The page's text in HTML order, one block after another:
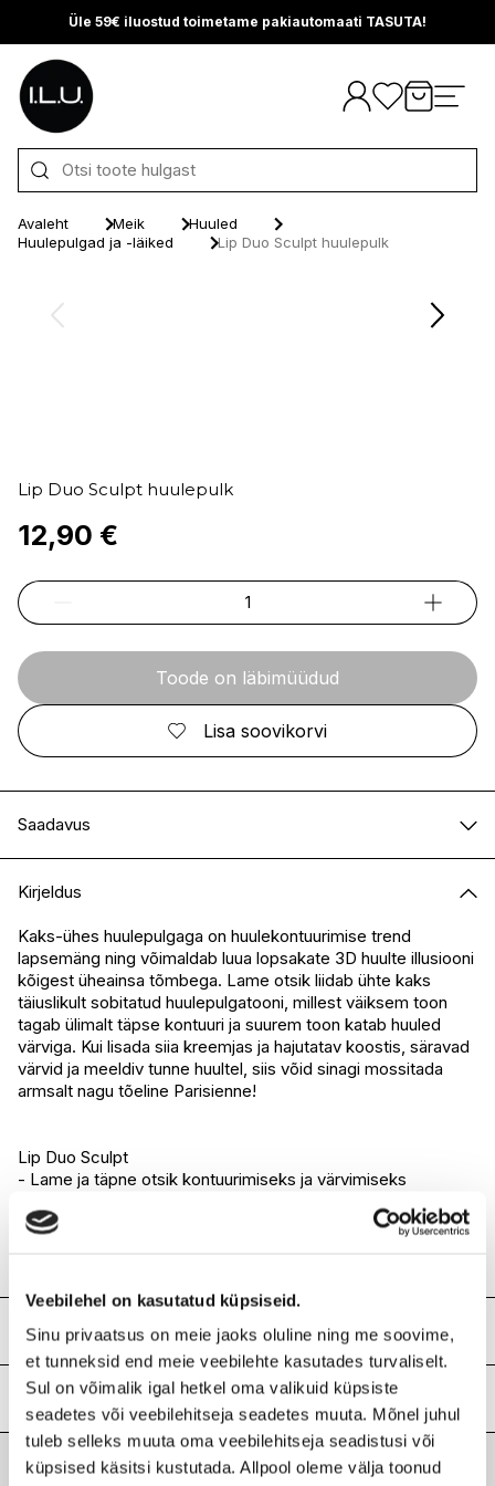
Veebilehel on kasutatud küpsiseid.
Sinu privaatsus on meie jaoks oluline ning me soovime,
et tunneksid end meie veebilehte kasutades turvaliselt.
Sul on võimalik igal hetkel oma valikuid küpsiste
seadetes või veebilehitseja seadetes muuta. Mõnel juhul
tuleb selleks muuta oma veebilehitseja seadistusi või
küpsised käsitsi kustutada. Allpool oleme välja toonud
Üle 59€ iluostud toimetame pakiautomaati TASUTA!
Otse sisu juurde
Avaleht Meik
Huuled
Huulepulgad ja -läiked
Lip Duo Sculpt huulepulk
Lip Duo Sculpt huulepulk
12,90 €
Toode on läbimüüdud
Lisa soovikorvi
Saadavus
I.L.U. Kristiine
I.L.U. Ülemiste
Ei ole saadaval
I.L.U. Rocca
Ei ole saadaval
I.L.U. Lõunakeskus
Ei ole saadaval
I.L.U. Pärnu
Ei ole saadaval
Kirjeldus
Kaks-ühes huulepulgaga on huulekontuurimise trend
lapsemäng ning võimaldab luua lopsakate 3D huulte illusiooni
kõigest üheainsa tõmbega. Lame otsik liidab ühte kaks
täiuslikult sobitatud huulepulgatooni, millest väiksem toon
tagab ülimalt täpse kontuuri ja suurem toon katab huuled
värviga. Kui lisada siia kreemjas ja hajutatav koostis, säravad
värvid ja meeldiv tunne huultel, siis võid sinagi mossitada
armsalt nagu tõeline Parisienne!
Lip Duo Sculpt
- Lame ja täpne otsik kontuurimiseks ja värvimiseks
- Rikkalik ja särav värv
Koostis
SQUALANE, TRIISOSTEARIN, BIS-DIGLYCERYL
POLYACYLADIPATE-2, DIISOSTEARYL MALATE,
POLYBUTENE, SYNTHETIC WAX, ETHYLENE/ PROPYLENE
COPOLYMER, POLYETHYLENE, HYDROGENATED
STYRENE/ISOPRENE COPOLYMER, MICROCRISTALLINA
Lisainfo
Laokood
H0175391
Ribakood
3614225688119